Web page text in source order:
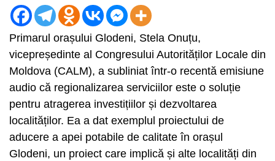
Primarul orașului Glodeni, Stela Onuțu,
vicepreședinte al Congresului Autorităților Locale din
Moldova (CALM), a subliniat într-o recentă emisiune
audio că regionalizarea serviciilor este o soluție
pentru atragerea investițiilor și dezvoltarea
localităților. Ea a dat exemplul proiectului de
aducere a apei potabile de calitate în orașul
Glodeni, un proiect care implică și alte localități din